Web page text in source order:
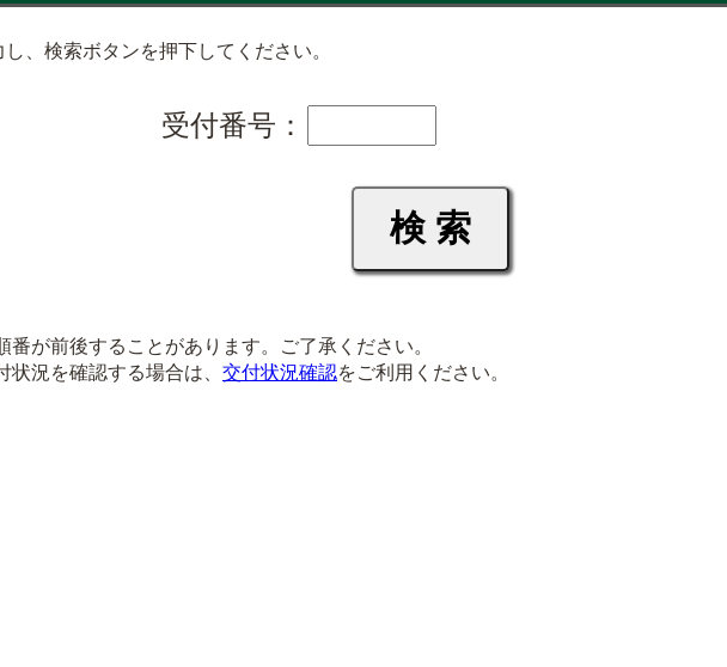
、検索ボタンを押下してください。
受付番号：
が前後することがあります。ご了承ください。
況を確認する場合は、 交付状況確認をご利用ください。